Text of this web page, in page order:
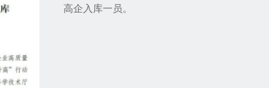
高企入库一员。